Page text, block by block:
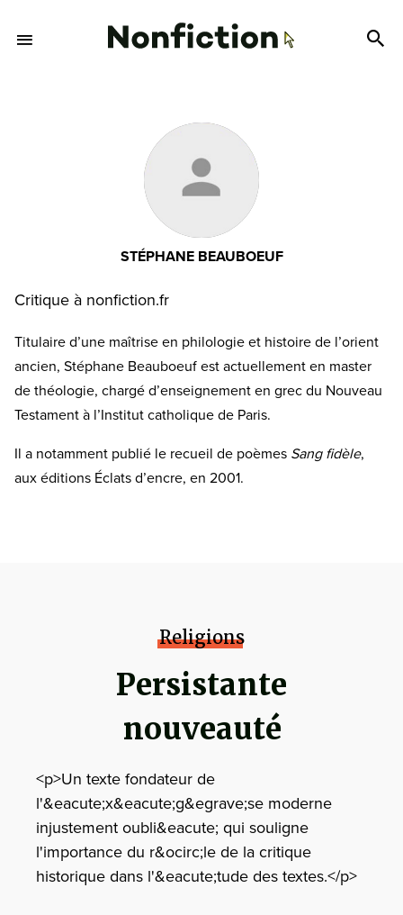
STÉPHANE BEAUBOEUF
Critique à nonfiction.fr
Titulaire d’une maîtrise en philologie et histoire de l’orient
ancien, Stéphane Beauboeuf est actuellement en master
de théologie, chargé d’enseignement en grec du Nouveau
Testament à l’Institut catholique de Paris.
Il a notamment publié le recueil de poèmes Sang fidèle,
aux éditions Éclats d’encre, en 2001.
Religions
Persistante
nouveauté
<p>Un texte fondateur de
l'&eacute;x&eacute;g&egrave;se moderne
injustement oubli&eacute; qui souligne
l'importance du r&ocirc;le de la critique
historique dans l'&eacute;tude des textes.</p>